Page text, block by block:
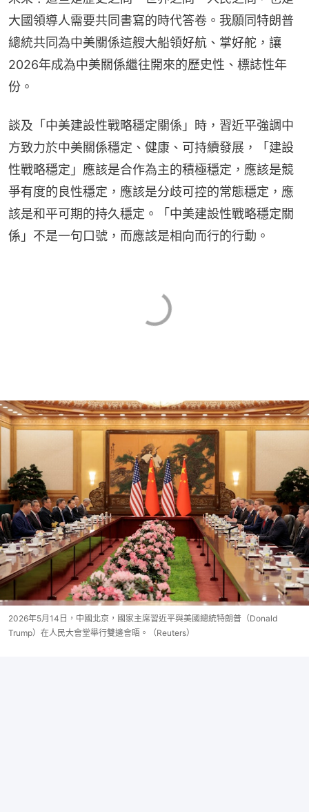
大國領導人需要共同書寫的時代答卷。我願同特朗普
總統共同為中美關係這艘大船領好航、掌好舵，讓
2026年成為中美關係繼往開來的歷史性、標誌性年
份。
談及「中美建設性戰略穩定關係」時，習近平強調中
方致力於中美關係穩定、健康、可持續發展，「建設
性戰略穩定」應該是合作為主的積極穩定，應該是競
爭有度的良性穩定，應該是分歧可控的常態穩定，應
該是和平可期的持久穩定。「中美建設性戰略穩定關
係」不是一句口號，而應該是相向而行的行動。
2026年5月14日，中國北京，國家主席習近平與美國總統特朗普（Donald
Trump）在人民大會堂舉行雙邊會晤。（Reuters）